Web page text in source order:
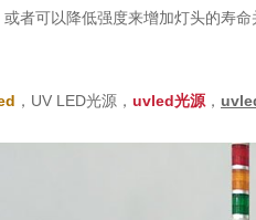
者可以降低强度来增加灯头的寿命
，UV LED光源， uvled光源 ，